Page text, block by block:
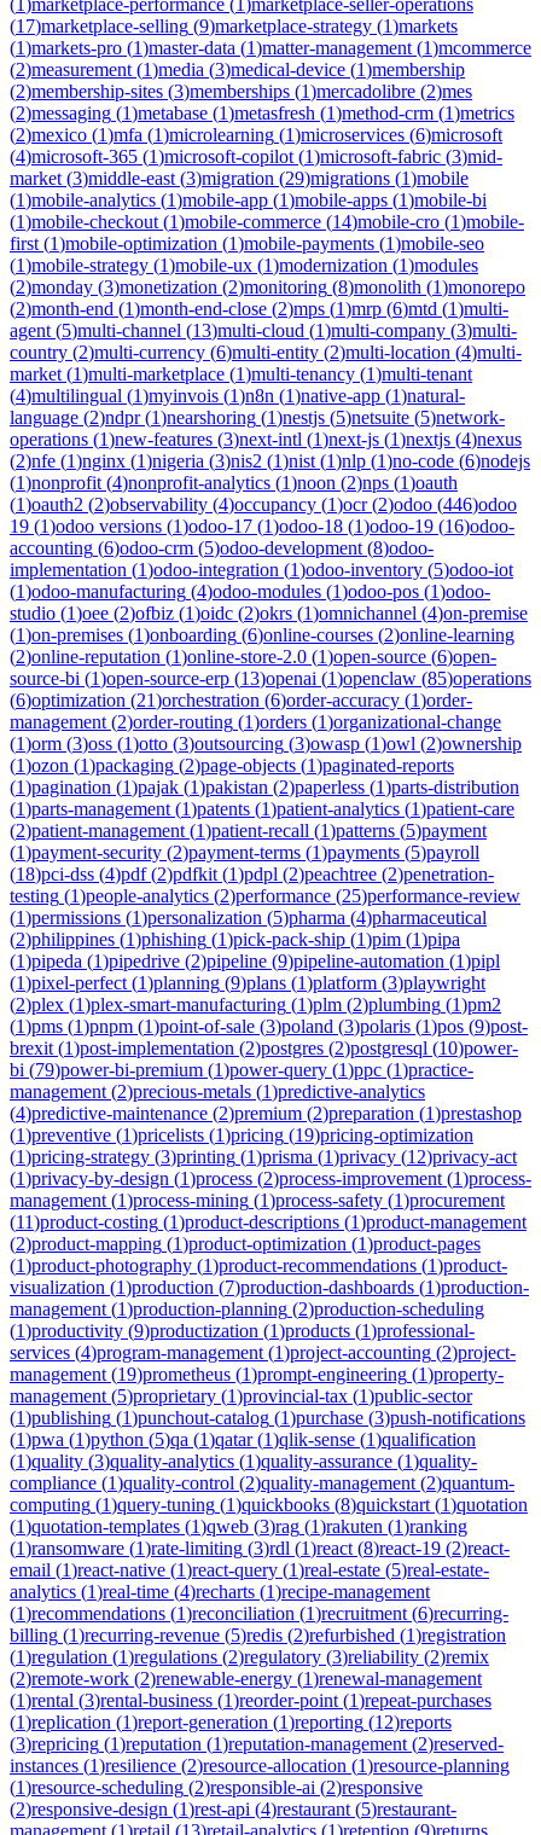
(17)marketplace-selling (9)marketplace-strategy (1)markets
(1)markets-pro (1)master-data (1)matter-management (1)mcommerce
(2)measurement (1)media (3)medical-device (1)membership
(2)membership-sites (3)memberships (1)mercadolibre (2)mes
(2)messaging (1)metabase (1)metasfresh (1)method-crm (1)metrics
(2)mexico (1)mfa (1)microlearning (1)microservices (6)microsoft
(4)microsoft-365 (1)microsoft-copilot (1)microsoft-fabric (3)mid-
market (3)middle-east (3)migration (29)migrations (1)mobile
(1)mobile-analytics (1)mobile-app (1)mobile-apps (1)mobile-bi
(1)mobile-checkout (1)mobile-commerce (14)mobile-cro (1)mobile-
first (1)mobile-optimization (1)mobile-payments (1)mobile-seo
(1)mobile-strategy (1)mobile-ux (1)modernization (1)modules
(2)monday (3)monetization (2)monitoring (8)monolith (1)monorepo
(2)month-end (1)month-end-close (2)mps (1)mrp (6)mtd (1)multi-
agent (5)multi-channel (13)multi-cloud (1)multi-company (3)multi-
country (2)multi-currency (6)multi-entity (2)multi-location (4)multi-
market (1)multi-marketplace (1)multi-tenancy (1)multi-tenant
(4)multilingual (1)myinvois (1)n8n (1)native-app (1)natural-
language (2)ndpr(1)nearshoring (1)nestjs (5)netsuite (5)network-
operations (1)new-features (3)next-intl (1)next-js (1)nextjs (4)nexus
(2)nfe (1)nginx (1)nigeria (3)nis2 (1)nist (1)nlp (1)no-code (6)nodejs
(1)nonprofit (4)nonprofit-analytics (1)noon (2)nps (1)oauth
(1)oauth2 (2)observability (4)occupancy (1)ocr(2)odoo (446)odoo
19 (1)odoo versions (1)odoo-17 (1)odoo-18 (1)odoo-19 (16)odoo-
accounting (6)odoo-crm (5)odoo-development (8)odoo-
implementation (1)odoo-integration (1)odoo-inventory (5)odoo-iot
(1)odoo-manufacturing (4)odoo-modules (1)odoo-pos (1)odoo-
studio (1)oee (2)ofbiz (1)oidc (2)okrs (1)omnichannel (4)on-premise
(1)on-premises (1)onboarding (6)online-courses (2)online-learning
(2)online-reputation (1)online-store-2.0 (1)open-source (6)open-
source-bi (1)open-source-erp (13)openai (1)openclaw (85)operations
(6)optimization (21)orchestration (6)order-accuracy (1)order-
management (2)order-routing (1)orders (1)organizational-change
(1)orm (3)oss (1)otto (3)outsourcing (3)owasp (1)owl (2)ownership
(1)ozon (1)packaging (2)page-objects (1)paginated-reports
(1)pagination (1)pajak (1)pakistan (2)paperless (1)parts-distribution
(1)parts-management (1)patents (1)patient-analytics (1)patient-care
(2)patient-management (1)patient-recall (1)patterns (5)payment
(1)payment-security (2)payment-terms (1)payments (5)payroll
(18)pci-dss (4)pdf(2)pdfkit (1)pdpl (2)peachtree (2)penetration-
testing (1)people-analytics (2)performance (25)performance-review
(1)permissions (1)personalization (5)pharma (4)pharmaceutical
(2)philippines (1)phishing (1)pick-pack-ship (1)pim (1)pipa
(1)pipeda (1)pipedrive (2)pipeline (9)pipeline-automation (1)pipl
(1)pixel-perfect (1)planning (9)plans (1)platform (3)playwright
(2)plex (1)plex-smart-manufacturing (1)plm (2)plumbing (1)pm2
(1)pms (1)pnpm (1)point-of-sale (3)poland (3)polaris (1)pos (9)post-
brexit (1)post-implementation (2)postgres (2)postgresql (10)power-
bi (79)power-bi-premium (1)power-query (1)ppc (1)practice-
management (2)precious-metals (1)predictive-analytics
(4)predictive-maintenance (2)premium (2)preparation (1)prestashop
(1)preventive (1)pricelists (1)pricing (19)pricing-optimization
(1)pricing-strategy (3)printing (1)prisma (1)privacy (12)privacy-act
(1)privacy-by-design (1)process (2)process-improvement (1)process-
management (1)process-mining (1)process-safety (1)procurement
(11)product-costing (1)product-descriptions (1)product-management
(2)product-mapping (1)product-optimization (1)product-pages
(1)product-photography (1)product-recommendations (1)product-
visualization (1)production (7)production-dashboards (1)production-
management (1)production-planning (2)production-scheduling
(1)productivity (9)productization (1)products (1)professional-
services (4)program-management (1)project-accounting (2)project-
management (19)prometheus (1)prompt-engineering (1)property-
management (5)proprietary (1)provincial-tax (1)public-sector
(1)publishing (1)punchout-catalog (1)purchase (3)push-notifications
(1)pwa (1)python (5)qa (1)qatar(1)qlik-sense (1)qualification
(1)quality (3)quality-analytics (1)quality-assurance (1)quality-
compliance (1)quality-control (2)quality-management (2)quantum-
computing (1)query-tuning (1)quickbooks (8)quickstart (1)quotation
(1)quotation-templates (1)qweb (3)rag (1)rakuten (1)ranking
(1)ransomware (1)rate-limiting (3)rdl (1)react (8)react-19 (2)react-
email (1)react-native (1)react-query (1)real-estate (5)real-estate-
analytics (1)real-time (4)recharts (1)recipe-management
(1)recommendations (1)reconciliation (1)recruitment (6)recurring-
billing (1)recurring-revenue (5)redis (2)refurbished (1)registration
(1)regulation (1)regulations (2)regulatory (3)reliability (2)remix
(2)remote-work (2)renewable-energy (1)renewal-management
(1)rental (3)rental-business (1)reorder-point (1)repeat-purchases
(1)replication (1)report-generation (1)reporting (12)reports
(3)repricing (1)reputation (1)reputation-management (2)reserved-
instances (1)resilience (2)resource-allocation (1)resource-planning
(1)resource-scheduling (2)responsible-ai (2)responsive
(2)responsive-design (1)rest-api (4)restaurant (5)restaurant-
management (1)retail (13)retail-analytics (1)retention (9)returns